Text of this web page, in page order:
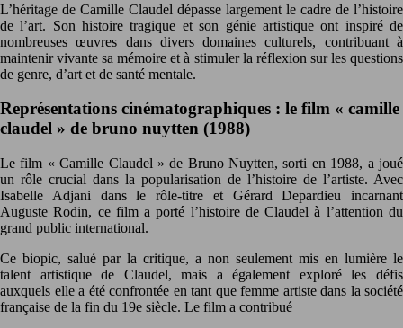
L’héritage de Camille Claudel dépasse largement le cadre de l’histoire
de l’art. Son histoire tragique et son génie artistique ont inspiré de
nombreuses œuvres dans divers domaines culturels, contribuant à
maintenir vivante sa mémoire et à stimuler la réflexion sur les questions
de genre, d’art et de santé mentale.
Représentations cinématographiques : le film « camille
claudel » de bruno nuytten (1988)
Le film « Camille Claudel » de Bruno Nuytten, sorti en 1988, a joué
un rôle crucial dans la popularisation de l’histoire de l’artiste. Avec
Isabelle Adjani dans le rôle-titre et Gérard Depardieu incarnant
Auguste Rodin, ce film a porté l’histoire de Claudel à l’attention du
grand public international.
Ce biopic, salué par la critique, a non seulement mis en lumière le
talent artistique de Claudel, mais a également exploré les défis
auxquels elle a été confrontée en tant que femme artiste dans la société
française de la fin du 19e siècle. Le film a contribué